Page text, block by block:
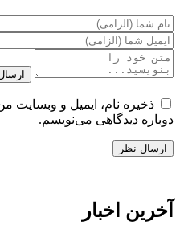
ذخیره نام، ایمیل و وبسایت
دوباره دیدگاهی می‌نویسم.
آخرین اخبار